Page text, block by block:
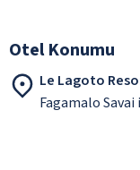
Otel Konumu
Le Lagoto
Fagamalo Savai